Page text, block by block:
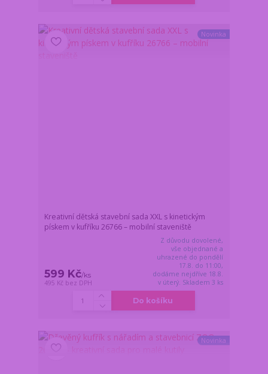
Novinka
Kreativní dětská stavební sada XXL s kinetickým
pískem v kufříku 26766 – mobilní staveniště
599 Kč/ks
495 Kč bez DPH
Z důvodu dovolené,
vše objednané a
uhrazené do pondělí
17.8. do 11:00,
dodáme nejdříve 18.8.
v úterý. Skladem 3 ks
Do košíku
Novinka